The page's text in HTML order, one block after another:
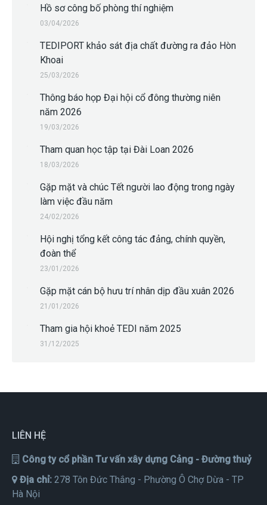
Hồ sơ công bố phòng thí nghiệm
03/04/2026
TEDIPORT khảo sát địa chất đường ra đảo Hòn
Khoai
25/03/2026
Thông báo họp Đại hội cổ đông thường niên
năm 2026
19/03/2026
Tham quan học tập tại Đài Loan 2026
18/03/2026
Gặp mặt và chúc Tết người lao động trong ngày
làm việc đầu năm
24/02/2026
Hội nghị tổng kết công tác đảng, chính quyền,
đoàn thể
23/01/2026
Gặp mặt cán bộ hưu trí nhân dịp đầu xuân 2026
21/01/2026
Tham gia hội khoẻ TEDI năm 2025
31/12/2025
LIÊN HỆ
Công ty cổ phần Tư vấn xây dựng Cảng - Đường thuỷ
Địa chỉ: 278 Tôn Đức Thắng - Phường Ô Chợ Dừa - TP
Hà Nội